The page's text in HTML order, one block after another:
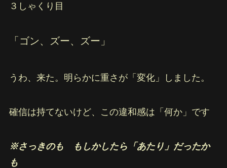
３しゃくり目
「ゴン、ズー、ズー」
うわ、来た。明らかに重さが「変化」しました。
確信は持てないけど、この違和感は「何か」です
※さっきのも もしかしたら「あたり」だったか
も